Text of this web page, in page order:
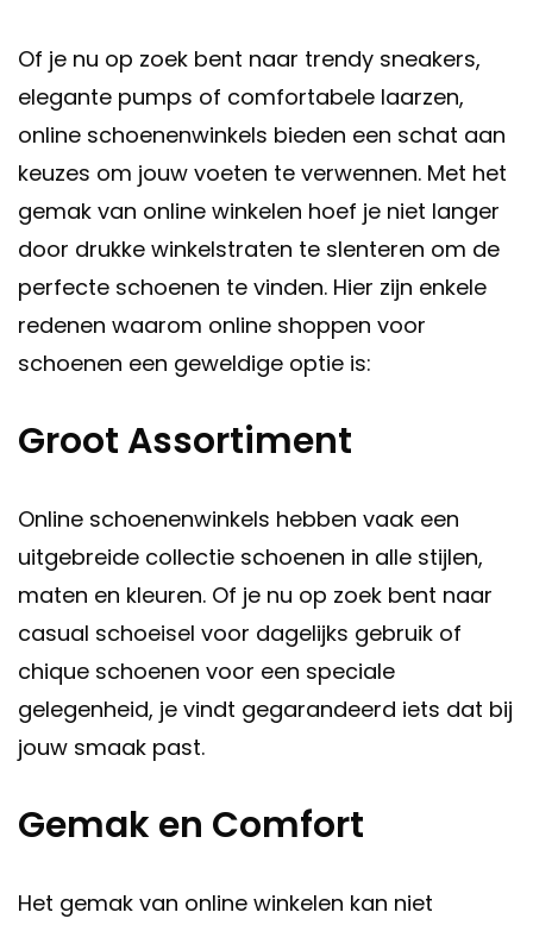
Of je nu op zoek bent naar trendy sneakers,
elegante pumps of comfortabele laarzen,
online schoenenwinkels bieden een schat aan
keuzes om jouw voeten te verwennen. Met het
gemak van online winkelen hoef je niet langer
door drukke winkelstraten te slenteren om de
perfecte schoenen te vinden. Hier zijn enkele
redenen waarom online shoppen voor
schoenen een geweldige optie is:
Groot Assortiment
Online schoenenwinkels hebben vaak een
uitgebreide collectie schoenen in alle stijlen,
maten en kleuren. Of je nu op zoek bent naar
casual schoeisel voor dagelijks gebruik of
chique schoenen voor een speciale
gelegenheid, je vindt gegarandeerd iets dat bij
jouw smaak past.
Gemak en Comfort
Het gemak van online winkelen kan niet